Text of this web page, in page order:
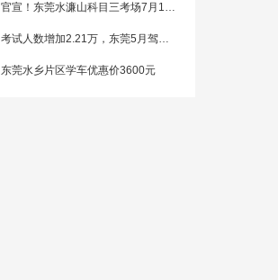
官宣！东莞水濂山科目三考场7月1日起恢复考试
考试人数增加2.21万，东莞5月驾校考试排名公布
东莞水乡片区学车优惠价3600元